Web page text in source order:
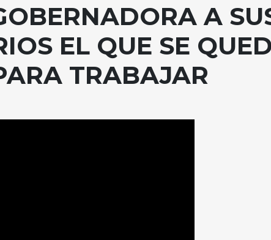
A
EL QUE SE
TRABAJAR